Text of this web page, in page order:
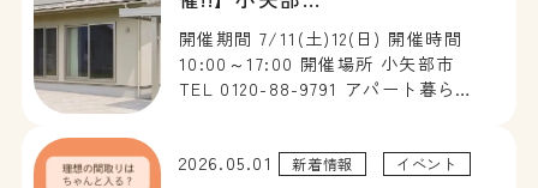
開催期間 7/11(土)12(日) 開催時間
10:00～17:00 開催場所 小矢部市
TEL 0120-88-9791 アパート暮らし
どいい住まいが完成いたしました。
2026.05.01 新着情報 イベント